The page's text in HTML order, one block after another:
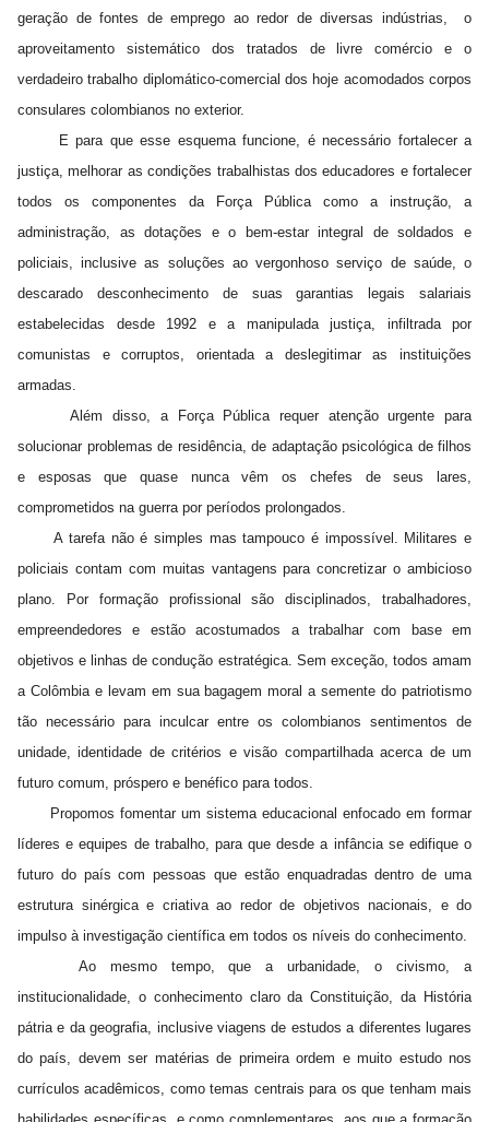
geração de fontes de emprego ao redor de diversas indústrias, o
aproveitamento sistemático dos tratados de livre comércio e o
verdadeiro trabalho diplomático-comercial dos hoje acomodados corpos
consulares colombianos no exterior.
E para que esse esquema funcione, é necessário fortalecer a
justiça, melhorar as condições trabalhistas dos educadores e fortalecer
todos os componentes da Força Pública como a instrução, a
administração, as dotações e o bem-estar integral de soldados e
policiais, inclusive as soluções ao vergonhoso serviço de saúde, o
descarado desconhecimento de suas garantias legais salariais
estabelecidas desde 1992 e a manipulada justiça, infiltrada por
comunistas e corruptos, orientada a deslegitimar as instituições
armadas.
Além disso, a Força Pública requer atenção urgente para
solucionar problemas de residência, de adaptação psicológica de filhos
e esposas que quase nunca vêm os chefes de seus lares,
comprometidos na guerra por períodos prolongados.
A tarefa não é simples mas tampouco é impossível. Militares e
policiais contam com muitas vantagens para concretizar o ambicioso
plano. Por formação profissional são disciplinados, trabalhadores,
empreendedores e estão acostumados a trabalhar com base em
objetivos e linhas de condução estratégica. Sem exceção, todos amam
a Colômbia e levam em sua bagagem moral a semente do patriotismo
tão necessário para inculcar entre os colombianos sentimentos de
unidade, identidade de critérios e visão compartilhada acerca de um
futuro comum, próspero e benéfico para todos.
Propomos fomentar um sistema educacional enfocado em formar
líderes e equipes de trabalho, para que desde a infância se edifique o
futuro do país com pessoas que estão enquadradas dentro de uma
estrutura sinérgica e criativa ao redor de objetivos nacionais, e do
impulso à investigação científica em todos os níveis do conhecimento.
Ao mesmo tempo, que a urbanidade, o civismo, a
institucionalidade, o conhecimento claro da Constituição, da História
pátria e da geografia, inclusive viagens de estudos a diferentes lugares
do país, devem ser matérias de primeira ordem e muito estudo nos
currículos acadêmicos, como temas centrais para os que tenham mais